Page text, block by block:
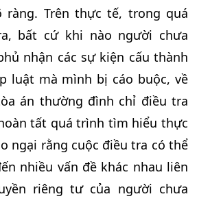
ràng. Trên thực tế, trong quá
bất cứ khi nào người chưa
nhận các sự kiện cấu thành
luật mà mình bị cáo buộc, về
án thường đình chỉ điều tra
tất quá trình tìm hiểu thực
ngại rằng cuộc điều tra có thể
nhiều vấn đề khác nhau liên
riêng tư của người chưa